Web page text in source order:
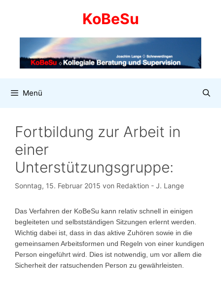
KoBeSu
Menü
Fortbildung zur Arbeit in
einer
Unterstützungsgruppe:
Sonntag, 15. Februar 2015 von Redaktion - J. Lange
Das Verfahren der KoBeSu kann relativ schnell in einigen
begleiteten und selbstständigen Sitzungen erlernt werden.
Wichtig dabei ist, dass in das aktive Zuhören sowie in die
gemeinsamen Arbeitsformen und Regeln von einer kundigen
Person eingeführt wird. Dies ist notwendig, um vor allem die
Sicherheit der ratsuchenden Person zu gewährleisten.